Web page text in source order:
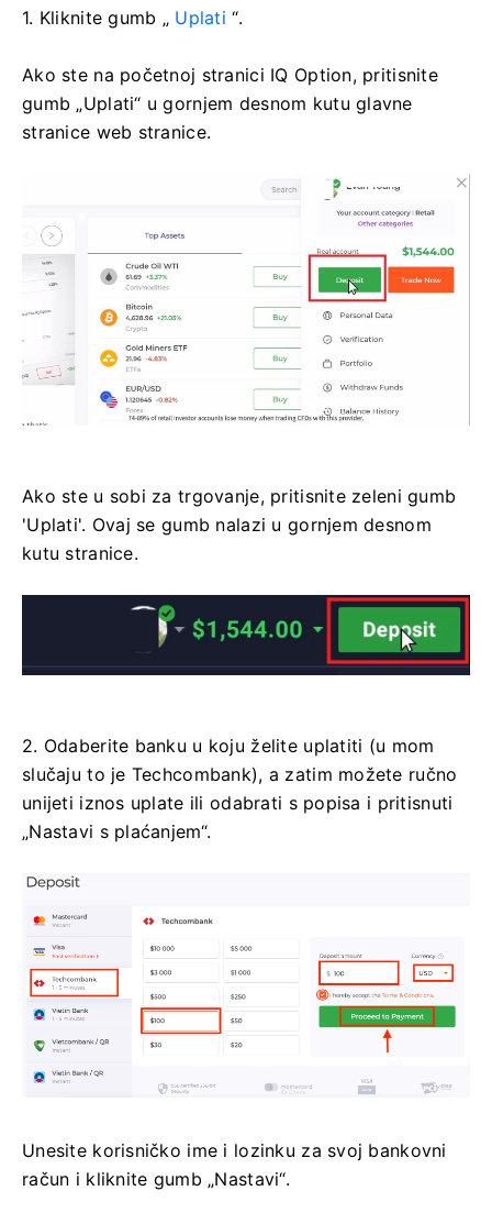
1. Kliknite gumb „ Uplati “.
Ako ste na početnoj stranici IQ Option, pritisnite
gumb „Uplati“ u gornjem desnom kutu glavne
stranice web stranice.
Ako ste u sobi za trgovanje, pritisnite zeleni gumb
'Uplati'. Ovaj se gumb nalazi u gornjem desnom
kutu stranice.
2. Odaberite banku u koju želite uplatiti (u mom
slučaju to je Techcombank), a zatim možete ručno
unijeti iznos uplate ili odabrati s popisa i pritisnuti
„Nastavi s plaćanjem“.
Unesite korisničko ime i lozinku za svoj bankovni
račun i kliknite gumb „Nastavi“.